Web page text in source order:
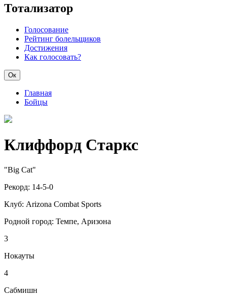
Тотализатор
Голосование
Рейтинг болельщиков
Достижения
Как голосовать?
Ок
Главная
Бойцы
Клиффорд Старкс
"Big Cat"
Рекорд: 14-5-0
Клуб: Arizona Combat Sports
Родной город: Темпе, Аризона
3
Нокауты
4
Сабмишн